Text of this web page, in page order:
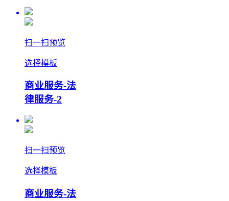
扫一扫预览
选择模板
商业服务-法
律服务-2
扫一扫预览
选择模板
商业服务-法